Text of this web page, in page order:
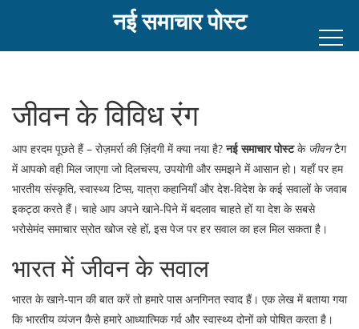
नई समाचार पोस्ट
जीवन के विविध रंग
आप हरदम पूछते हैं – रोज़मर्रा की ज़िंदगी में क्या नया है?नई समाचार पोस्टके जीवनटैग
में आपको वही मिल जाएगा जो दिलचस्प, उपयोगी और समझने में आसान हो। यहाँ पर हम
भारतीय संस्कृति, स्वास्थ्य टिप्स, यात्रा कहानियाँ और देश‑विदेश के कई सवालों के जवाब
इकट्ठा करते हैं। चाहे आप अपने खाने‑पिने में बदलाव चाहते हों या देश के सबसे
भरोसेमंद समाचार स्रोत खोज रहे हों, इस पेज पर हर सवाल का हल मिल सकता है।
भारत में जीवन के सवाल
भारत के खाने‑पान की बात करें तो हमारे पास अनगिनत स्वाद हैं। एक लेख में बताया गया
कि भारतीय व्यंजन कैसे हमारे आध्यात्मिक गर्व और स्वास्थ्य दोनों को पोषित करता है।